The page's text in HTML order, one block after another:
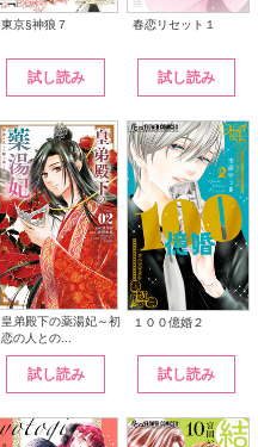
東京§神狼７
試し読み
春恋リセット１
試し読み
皇弟殿下の薬湯妃～初
恋の人との...
試し読み
１００億婚２
試し読み